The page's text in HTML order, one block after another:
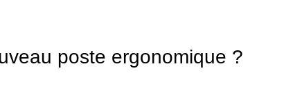
poste ergonomique ?